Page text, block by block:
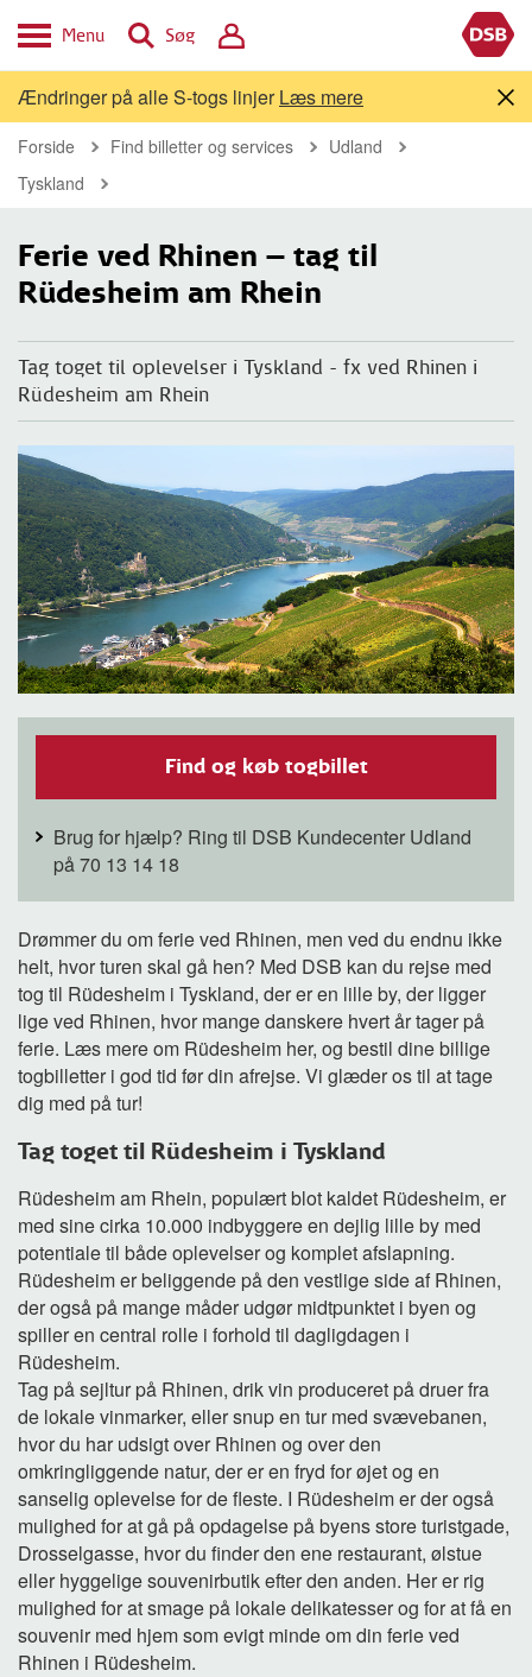
Menu Søg
Ændringer på alle S-togs linjerLæs mere
Forside Find billetter og services
Udland
Tyskland
Ferie ved Rhinen – tag til
Rüdesheim am Rhein
Tag toget til oplevelser i Tyskland - fx ved Rhinen i
Rüdesheim am Rhein
Find og køb togbillet
Brug for hjælp? Ring til DSB Kundecenter Udland
på 70 13 14 18
Drømmer du om ferie ved Rhinen, men ved du endnu ikke
helt, hvor turen skal gå hen? Med DSB kan du rejse med
tog til Rüdesheim i Tyskland, der er en lille by, der ligger
lige ved Rhinen, hvor mange danskere hvert år tager på
ferie. Læs mere om Rüdesheim her, og bestil dine billige
togbilletter i god tid før din afrejse. Vi glæder os til at tage
dig med på tur!
Tag toget til Rüdesheim i Tyskland
Rüdesheim am Rhein, populært blot kaldet Rüdesheim, er
med sine cirka 10.000 indbyggere en dejlig lille by med
potentiale til både oplevelser og komplet afslapning.
Rüdesheim er beliggende på den vestlige side af Rhinen,
der også på mange måder udgør midtpunktet i byen og
spiller en central rolle i forhold til dagligdagen i
Rüdesheim.
Tag på sejltur på Rhinen, drik vin produceret på druer fra
de lokale vinmarker, eller snup en tur med svævebanen,
hvor du har udsigt over Rhinen og over den
omkringliggende natur, der er en fryd for øjet og en
sanselig oplevelse for de fleste. I Rüdesheim er der også
mulighed for at gå på opdagelse på byens store turistgade,
Drosselgasse, hvor du finder den ene restaurant, ølstue
eller hyggelige souvenirbutik efter den anden. Her er rig
mulighed for at smage på lokale delikatesser og for at få en
souvenir med hjem som evigt minde om din ferie ved
Rhinen i Rüdesheim.